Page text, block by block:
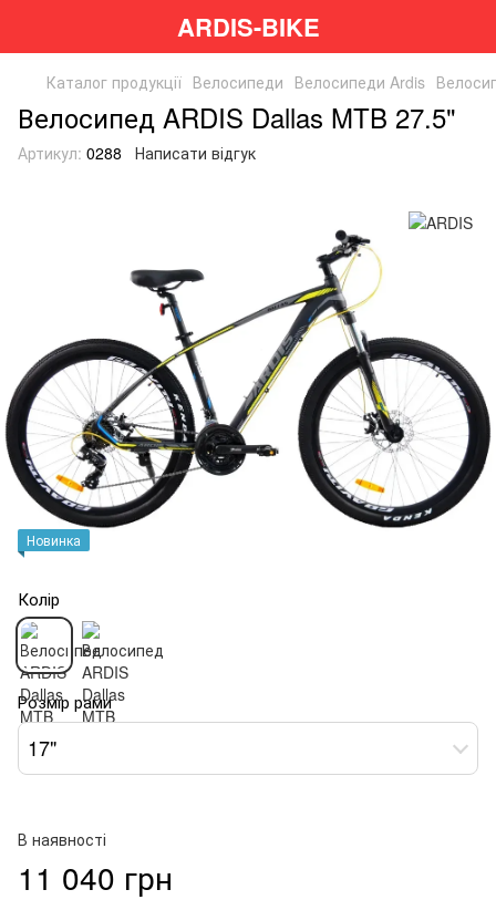
ARDIS-BIKE
Каталог продукції Велосипеди Велосипеди Ardis
Велосипед ARDIS Dallas MTB 27.5"
Артикул: 0288 Написати відгук
Новинка
Колір
Розмір рами
17"
В наявності
11 040 грн